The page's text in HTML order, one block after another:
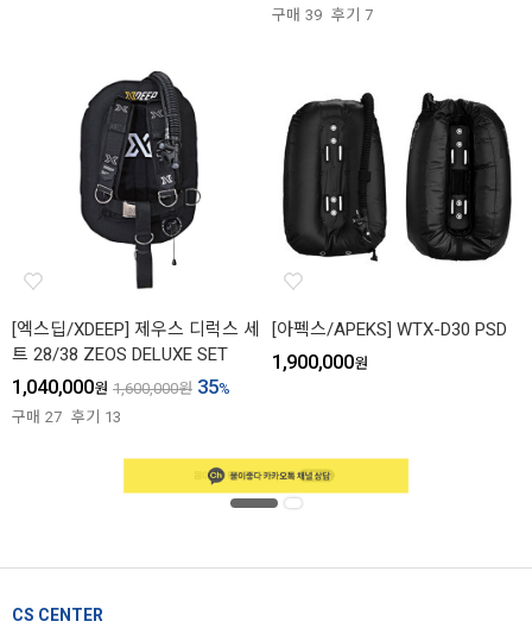
구매 39 후기 7
[엑스딥/XDEEP] 제우스 디럭스 세
트 28/38 ZEOS DELUXE SET
1,040,000원 1,600,000원 35%
구매 27 후기 13
[아펙스/APEKS] WTX-D30 PSD
1,900,000원
CS CENTER